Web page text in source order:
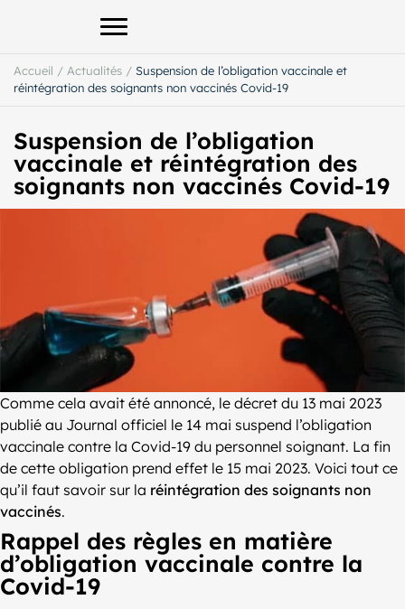
Afficher le menu principal
Accueil / Actualités / Suspension de l’obligation vaccinale et
réintégration des soignants non vaccinés Covid-19
Suspension de l’obligation
vaccinale et réintégration des
soignants non vaccinés Covid-19
Comme cela avait été annoncé, le décret du 13 mai 2023
publié au Journal officiel le 14 mai suspend l’obligation
vaccinale contre la Covid-19 du personnel soignant. La fin
de cette obligation prend effet le 15 mai 2023. Voici tout ce
qu’il faut savoir sur la réintégration des soignants non
vaccinés.
Rappel des règles en matière
d’obligation vaccinale contre la
Covid-19